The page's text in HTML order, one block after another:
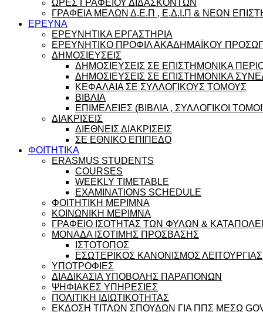
ΩΡΕΣ ΓΡΑΦΕΙΟΥ ΔΙΔΑΣΚΟΝΤΩΝ
ΓΡΑΦΕΙΑ ΜΕΛΩΝ Δ.Ε.Π , Ε.Δ.Ι.Π & ΝΕΩΝ
ΕΡΕΥΝΑ
ΕΡΕΥΝΗΤΙΚΑ ΕΡΓΑΣΤΗΡΙΑ
ΕΡΕΥΝΗΤΙΚΟ ΠΡΟΦΙΛ ΑΚΑΔΗΜΑΪΚΟΥ
ΔΗΜΟΣΙΕΥΣΕΙΣ
ΔΗΜΟΣΙΕΥΣΕΙΣ ΣΕ ΕΠΙΣΤΗΜΟΝΙΚΑ
ΔΗΜΟΣΙΕΥΣΕΙΣ ΣΕ ΕΠΙΣΤΗΜΟΝΙΚΑ
ΚΕΦΑΛΑΙΑ ΣΕ ΣΥΛΛΟΓΙΚΟΥΣ ΤΟΜΟΥΣ
ΒΙΒΛΙΑ
ΕΠΙΜΕΛΕΙΕΣ (ΒΙΒΛΙΑ , ΣΥΛΛΟΓΙΚΟΙ
ΔΙΑΚΡΙΣΕΙΣ
ΔΙΕΘΝΕΙΣ ΔΙΑΚΡΙΣΕΙΣ
ΣΕ ΕΘΝΙΚΟ ΕΠΙΠΕΔΟ
ΦΟΙΤΗΤΙΚΑ
ERASMUS STUDENTS
COURSES
WEEKLY TIMETABLE
EXAMINATIONS SCHEDULE
ΦΟΙΤΗΤΙΚΗ ΜΕΡΙΜΝΑ
ΚΟΙΝΩΝΙΚΗ ΜΕΡΙΜΝΑ
ΓΡΑΦΕΙΟ ΙΣΟΤΗΤΑΣ ΤΩΝ ΦΥΛΩΝ &
ΜΟΝΑΔΑ ΙΣΟΤΙΜΗΣ ΠΡΟΣΒΑΣΗΣ
ΙΣΤΟΤΟΠΟΣ
ΕΣΩΤΕΡΙΚΟΣ ΚΑΝΟΝΙΣΜΟΣ ΛΕΙΤΟΥΡΓΙΑΣ
ΥΠΟΤΡΟΦΙΕΣ
ΔΙΑΔΙΚΑΣΙΑ ΥΠΟΒΟΛΗΣ ΠΑΡΑΠΟΝΩΝ
ΨΗΦΙΑΚΕΣ ΥΠΗΡΕΣΙΕΣ
ΠΟΛΙΤΙΚΗ ΙΔΙΩΤΙΚΟΤΗΤΑΣ
ΕΚΔΟΣΗ ΤΙΤΛΩΝ ΣΠΟΥΔΩΝ ΓΙΑ ΠΠΣ ΜΕΣΩ